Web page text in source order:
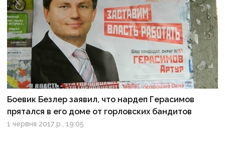
Боевик Безлер заявил, что нардеп Герасимов
прятался в его доме от горловских бандитов
1 червня 2017 р., 19:05